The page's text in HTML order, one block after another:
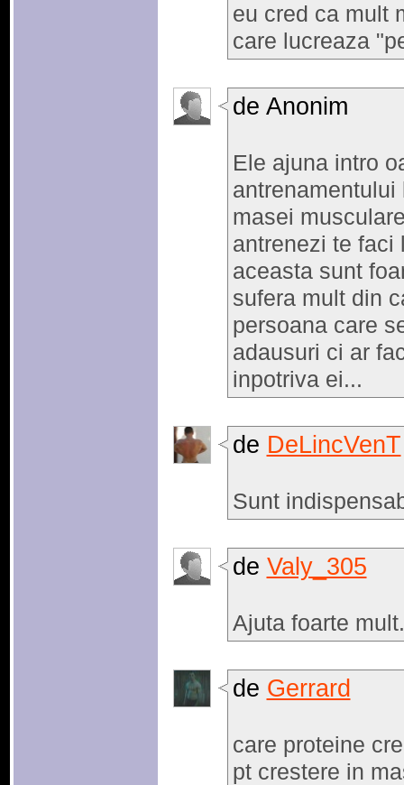
eu cred ca mult
care lucreaza
de Anonim
Ele ajuna intro
masei
antrenezi te faci
aceasta sunt
sufera mult din
persoana care
adausuri ci ar
inpotriva ei...
de DeLincVenT
Sunt
de Valy_305
Ajuta foarte
de Gerrard
care proteine
pt crestere in